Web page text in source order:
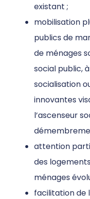
existant ;
mobilisation
publics de
de ménages
social public,
socialisation
innovantes
l’ascenseur
attention
des
ménages
facilitation de